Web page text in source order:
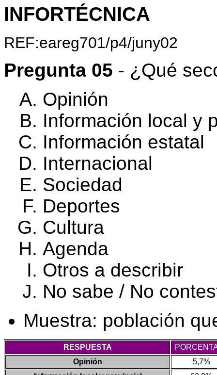
INFORTÉCNICA
REF:eareg701/p4/juny02
Pregunta 05 - ¿Qué
Opinión
Información local y
Información estatal
Internacional
Sociedad
Deportes
Cultura
Agenda
Otros a describir
No sabe / No
Muestra: población
RESPUESTA
Opinión
5,7%